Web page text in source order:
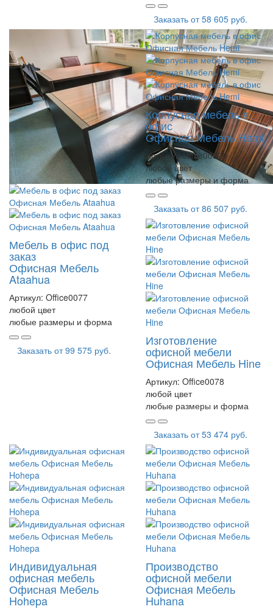
Заказать от58 605 руб.
Мебель в офис под
заказ
Офисная Мебель
Ataahua
Артикул: Office0077
любой цвет
любые размеры и форма
Заказать от99 575 руб.
Корпусная мебель в
офис
Офисная Мебель Hemi
Артикул:office00620
любой цвет
любые размеры и форма
Заказать от86 507 руб.
Изготовление
офисной мебели
Офисная Мебель Hine
Артикул: Office0078
любой цвет
любые размеры и форма
Заказать от53 474 руб.
Индивидуальная
офисная мебель
Офисная Мебель
Hohepa
Производство
офисной мебели
Офисная Мебель
Huhana